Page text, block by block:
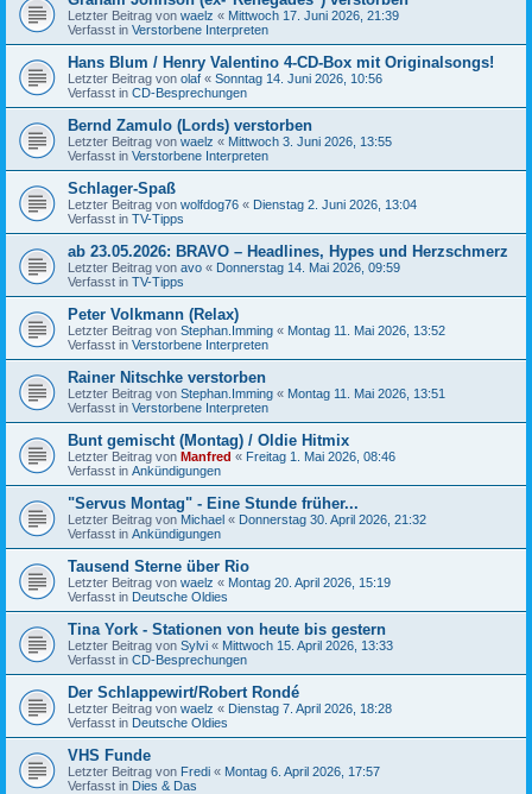
Letzter Beitrag von waelz « Mittwoch 17. Juni 2026, 21:39
Verfasst in Verstorbene Interpreten
Hans Blum / Henry Valentino 4-CD-Box mit Originalsongs!
Letzter Beitrag von olaf « Sonntag 14. Juni 2026, 10:56
Verfasst in CD-Besprechungen
Bernd Zamulo (Lords) verstorben
Letzter Beitrag von waelz « Mittwoch 3. Juni 2026, 13:55
Verfasst in Verstorbene Interpreten
Schlager-Spaß
Letzter Beitrag von wolfdog76 « Dienstag 2. Juni 2026, 13:04
Verfasst in TV-Tipps
ab 23.05.2026: BRAVO – Headlines, Hypes und Herzschmerz
Letzter Beitrag von avo « Donnerstag 14. Mai 2026, 09:59
Verfasst in TV-Tipps
Peter Volkmann (Relax)
Letzter Beitrag von Stephan.Imming « Montag 11. Mai 2026, 13:52
Verfasst in Verstorbene Interpreten
Rainer Nitschke verstorben
Letzter Beitrag von Stephan.Imming « Montag 11. Mai 2026, 13:51
Verfasst in Verstorbene Interpreten
Bunt gemischt (Montag) / Oldie Hitmix
Letzter Beitrag von Manfred « Freitag 1. Mai 2026, 08:46
Verfasst in Ankündigungen
"Servus Montag" - Eine Stunde früher...
Letzter Beitrag von Michael « Donnerstag 30. April 2026, 21:32
Verfasst in Ankündigungen
Tausend Sterne über Rio
Letzter Beitrag von waelz « Montag 20. April 2026, 15:19
Verfasst in Deutsche Oldies
Tina York - Stationen von heute bis gestern
Letzter Beitrag von Sylvi « Mittwoch 15. April 2026, 13:33
Verfasst in CD-Besprechungen
Der Schlappewirt/Robert Rondé
Letzter Beitrag von waelz « Dienstag 7. April 2026, 18:28
Verfasst in Deutsche Oldies
VHS Funde
Letzter Beitrag von Fredi « Montag 6. April 2026, 17:57
Verfasst in Dies & Das